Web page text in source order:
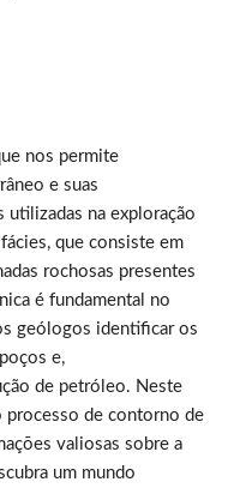
nos permite
e suas
utilizadas na exploração
que consiste em
rochosas presentes
é fundamental no
geólogos identificar os
e,
de petróleo. Neste
processo de contorno de
valiosas sobre a
um mundo